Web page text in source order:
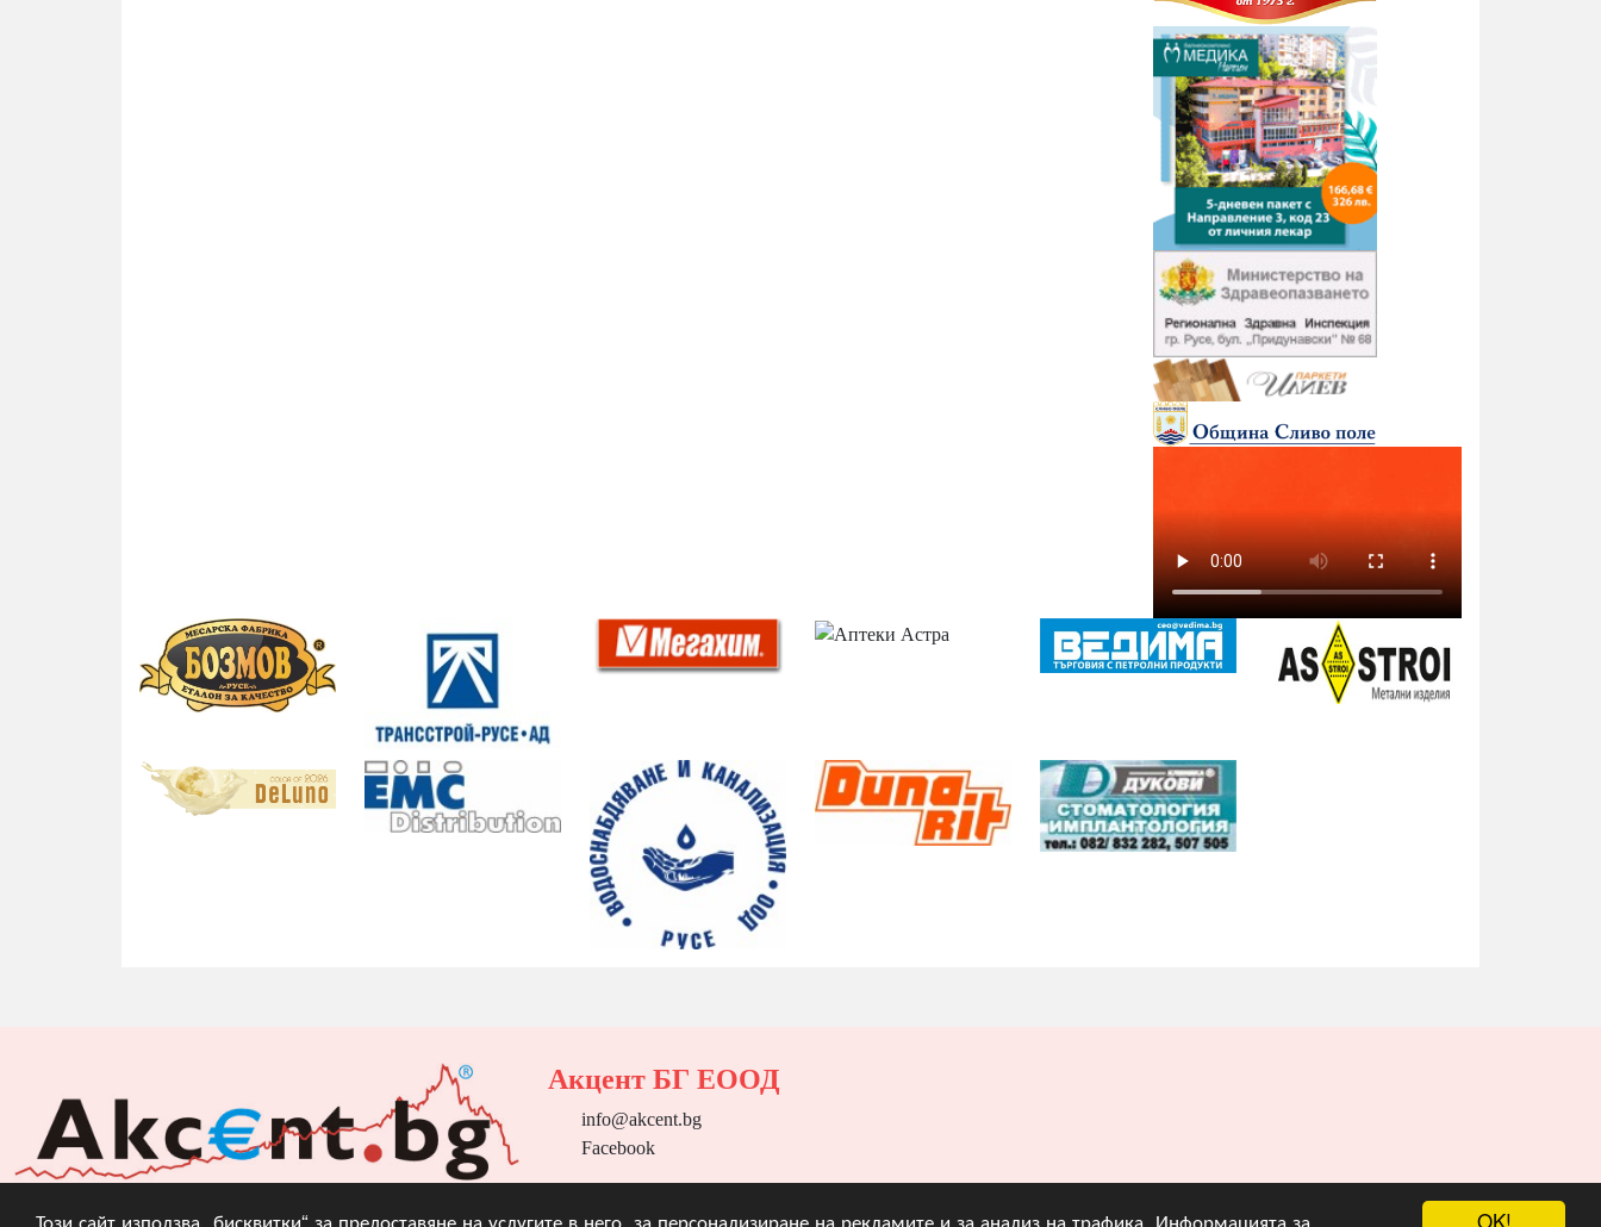
OK!
Този сайт използва „бисквитки“ за предоставяне на услугите в него, за персонализиране на рекламите и за анализ на трафика. Информацията за
Акцент БГ ЕООД
info@akcent.bg
Facebook